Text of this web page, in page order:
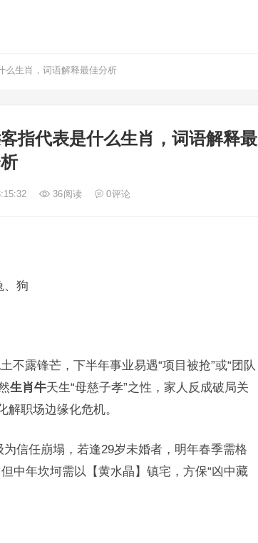
么生肖，词语解释最佳分析
指代表是什么生肖，词语解释最
36阅读 0评论
、狗
不露锋芒，下半年事业易遇“项目被抢”或“团队
生肖牛天生“母慈子孝”之性，家人反成破局关
职场边缘化危机。
信任崩塌，若逢29岁未婚者，明年春季需格
中年坎坷需以【黄水晶】镇宅，方保“凶中藏